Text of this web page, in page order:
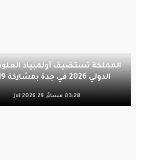
المملكة تستضيف أولمبياد
الدولي 2026 في جدة بمشاركة 19 دولة
03:28 مساءً, 29 Jul 2026